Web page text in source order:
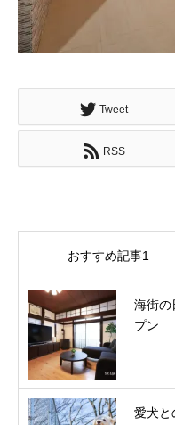
Tweet
RSS
おすすめ記事1
海街の
プン
愛犬と